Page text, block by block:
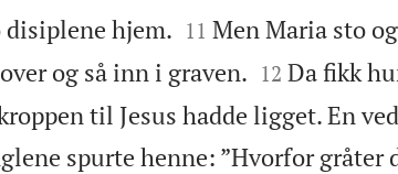
hjem.
11 Men Maria sto
og så inn i graven.
12 Da fikk
til Jesus hadde ligget. En
spurte henne: ”Hvorfor gråter